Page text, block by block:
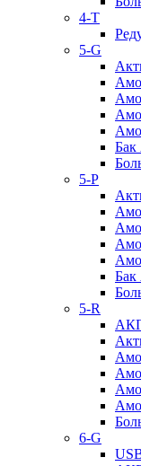
4-T
5-G
Бак
5-P
Бак
5-R
6-G